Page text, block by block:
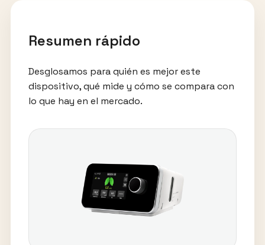
Resumen rápido
Desglosamos para quién es mejor este
dispositivo, qué mide y cómo se compara con
lo que hay en el mercado.